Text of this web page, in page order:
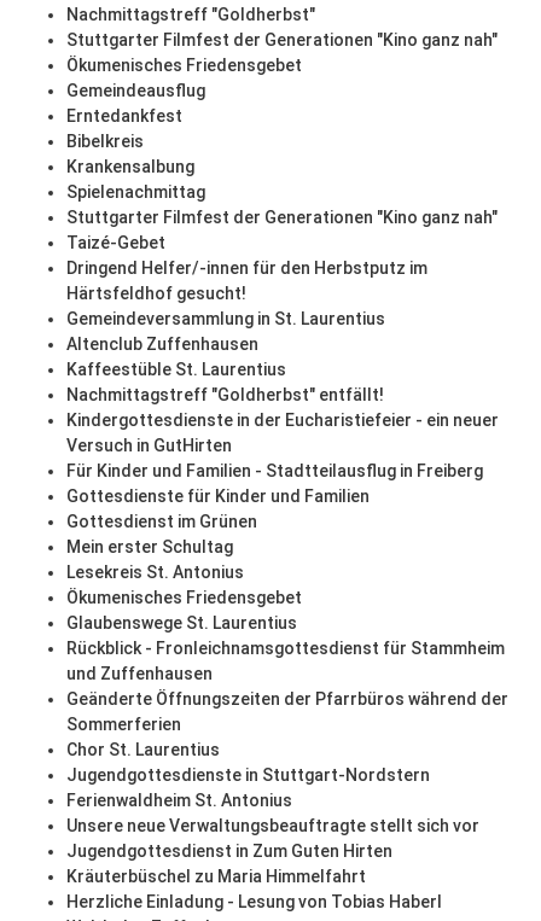
Nachmittagstreff "Goldherbst"
Stuttgarter Filmfest der Generationen "Kino ganz nah"
Ökumenisches Friedensgebet
Gemeindeausflug
Erntedankfest
Bibelkreis
Krankensalbung
Spielenachmittag
Stuttgarter Filmfest der Generationen "Kino ganz nah"
Taizé-Gebet
Dringend Helfer/-innen für den Herbstputz im
Härtsfeldhof gesucht!
Gemeindeversammlung in St. Laurentius
Altenclub Zuffenhausen
Kaffeestüble St. Laurentius
Nachmittagstreff "Goldherbst" entfällt!
Kindergottesdienste in der Eucharistiefeier - ein neuer
Versuch in GutHirten
Für Kinder und Familien - Stadtteilausflug in Freiberg
Gottesdienste für Kinder und Familien
Gottesdienst im Grünen
Mein erster Schultag
Lesekreis St. Antonius
Ökumenisches Friedensgebet
Glaubenswege St. Laurentius
Rückblick - Fronleichnamsgottesdienst für Stammheim
und Zuffenhausen
Geänderte Öffnungszeiten der Pfarrbüros während der
Sommerferien
Chor St. Laurentius
Jugendgottesdienste in Stuttgart-Nordstern
Ferienwaldheim St. Antonius
Unsere neue Verwaltungsbeauftragte stellt sich vor
Jugendgottesdienst in Zum Guten Hirten
Kräuterbüschel zu Maria Himmelfahrt
Herzliche Einladung - Lesung von Tobias Haberl